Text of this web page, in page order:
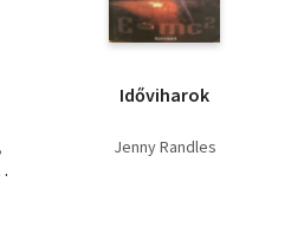
Időviharok
Jenny Randles